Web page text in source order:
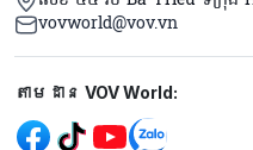
vovworld@vov.vn
Mạng xã hội
តាមដាន VOV World: